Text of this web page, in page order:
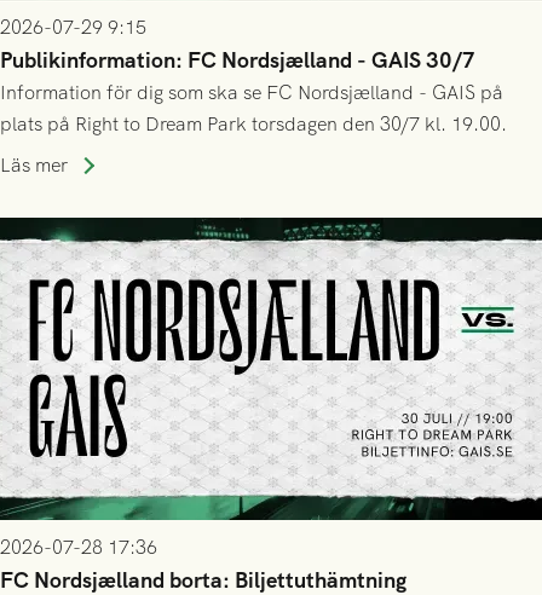
2026-07-29 9:15
Publikinformation: FC Nordsjælland - GAIS 30/7
Information för dig som ska se FC Nordsjælland - GAIS på
plats på Right to Dream Park torsdagen den 30/7 kl. 19.00.
Läs mer
2026-07-28 17:36
FC Nordsjælland borta: Biljettuthämtning